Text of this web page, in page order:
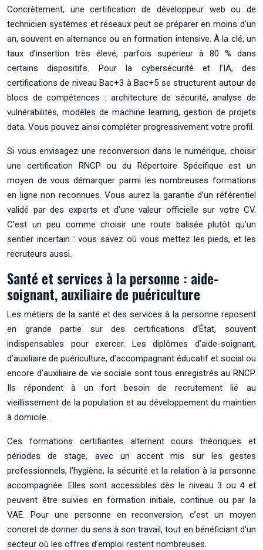
Concrètement, une certification de développeur web ou de
technicien systèmes et réseaux peut se préparer en moins d’un
an, souvent en alternance ou en formation intensive. À la clé, un
taux d’insertion très élevé, parfois supérieur à 80 % dans
certains dispositifs. Pour la cybersécurité et l’IA, des
certifications de niveau Bac+3 à Bac+5 se structurent autour de
blocs de compétences : architecture de sécurité, analyse de
vulnérabilités, modèles de machine learning, gestion de projets
data. Vous pouvez ainsi compléter progressivement votre profil.
Si vous envisagez une reconversion dans le numérique, choisir
une certification RNCP ou du Répertoire Spécifique est un
moyen de vous démarquer parmi les nombreuses formations
en ligne non reconnues. Vous aurez la garantie d’un référentiel
validé par des experts et d’une valeur officielle sur votre CV.
C’est un peu comme choisir une route balisée plutôt qu’un
sentier incertain : vous savez où vous mettez les pieds, et les
recruteurs aussi.
Santé et services à la personne : aide-
soignant, auxiliaire de puériculture
Les métiers de la santé et des services à la personne reposent
en grande partie sur des certifications d’État, souvent
indispensables pour exercer. Les diplômes d’aide-soignant,
d’auxiliaire de puériculture, d’accompagnant éducatif et social ou
encore d’auxiliaire de vie sociale sont tous enregistrés au RNCP.
Ils répondent à un fort besoin de recrutement lié au
vieillissement de la population et au développement du maintien
à domicile.
Ces formations certifiantes alternent cours théoriques et
périodes de stage, avec un accent mis sur les gestes
professionnels, l’hygiène, la sécurité et la relation à la personne
accompagnée. Elles sont accessibles dès le niveau 3 ou 4 et
peuvent être suivies en formation initiale, continue ou par la
VAE. Pour une personne en reconversion, c’est un moyen
concret de donner du sens à son travail, tout en bénéficiant d’un
secteur où les offres d’emploi restent nombreuses.